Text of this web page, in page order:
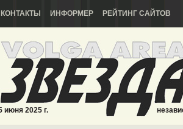
КОНТАКТЫ ИНФОРМЕР РЕЙТИНГ САЙТОВ
июня 2025 г.